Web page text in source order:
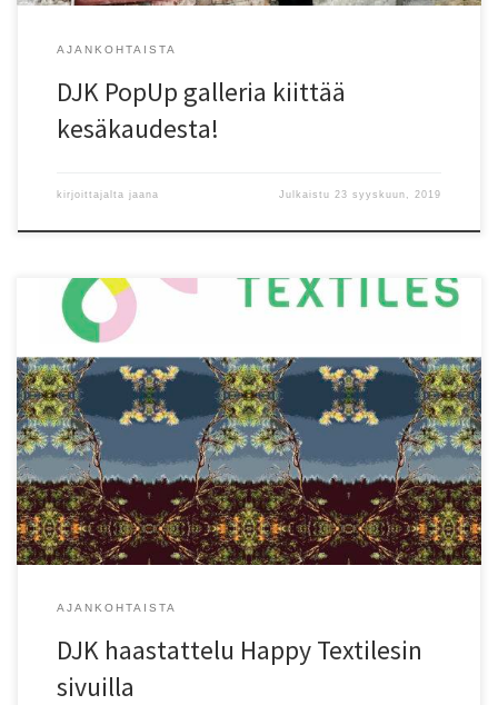
AJANKOHTAISTA
DJK PopUp galleria kiittää
kesäkaudesta!
kirjoittajalta jaana Julkaistu23 syyskuun, 2019
Here is a link to my interview at Happy Textiles pages (haastattelu
on englanniksi). Happy Textiles is a privately owned company with
a focus to commercialize new textile materials and technologies
by creating a business ecosystem over the industries and borders.
Some of DJK’s designs will be presented at Happy Textiles […]
AJANKOHTAISTA
DJK haastattelu Happy Textilesin
sivuilla